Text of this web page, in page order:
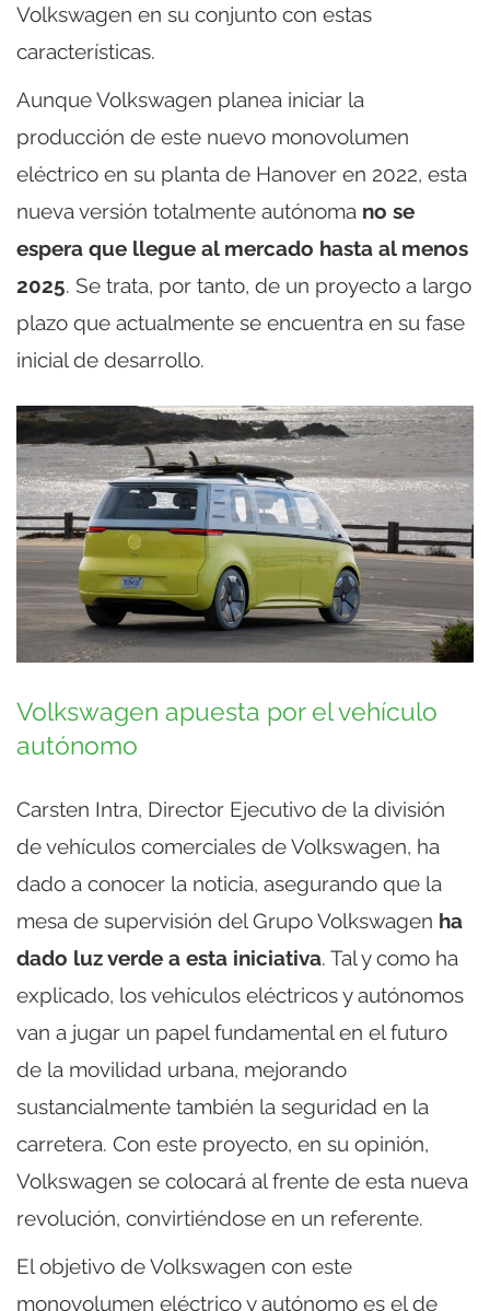
Volkswagen en su conjunto con estas
características.
Aunque Volkswagen planea iniciar la
producción de este nuevo monovolumen
eléctrico en su planta de Hanover en 2022, esta
nueva versión totalmente autónoma no se
espera que llegue al mercado hasta al menos
2025. Se trata, por tanto, de un proyecto a largo
plazo que actualmente se encuentra en su fase
inicial de desarrollo.
Volkswagen apuesta por el vehículo
autónomo
Carsten Intra, Director Ejecutivo de la división
de vehículos comerciales de Volkswagen, ha
dado a conocer la noticia, asegurando que la
mesa de supervisión del Grupo Volkswagen ha
dado luz verde a esta iniciativa. Tal y como ha
explicado, los vehículos eléctricos y autónomos
van a jugar un papel fundamental en el futuro
de la movilidad urbana, mejorando
sustancialmente también la seguridad en la
carretera. Con este proyecto, en su opinión,
Volkswagen se colocará al frente de esta nueva
revolución, convirtiéndose en un referente.
El objetivo de Volkswagen con este
monovolumen eléctrico y autónomo es el de